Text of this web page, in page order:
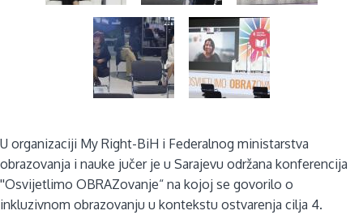
U organizaciji My Right-BiH i Federalnog ministarstva
obrazovanja i nauke jučer je u Sarajevu održana konferencija
''Osvijetlimo OBRAZovanje“ na kojoj se govorilo o
inkluzivnom obrazovanju u kontekstu ostvarenja cilja 4.